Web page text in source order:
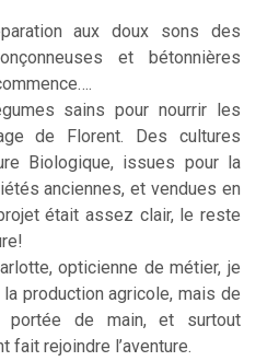
aux doux sons des
et bétonnières
sains pour nourrir les
de Florent. Des cultures
Biologique, issues pour la
anciennes, et vendues en
était assez clair, le reste
opticienne de métier, je
production agricole, mais de
de main, et surtout
fait rejoindre l’aventure.